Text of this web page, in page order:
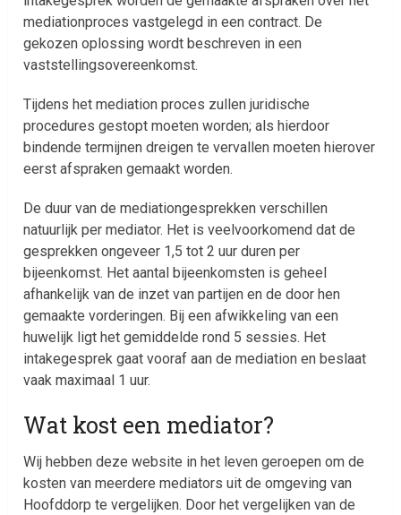
mediationproces vastgelegd in een contract. De
gekozen oplossing wordt beschreven in een
vaststellingsovereenkomst.
Tijdens het mediation proces zullen juridische
procedures gestopt moeten worden; als hierdoor
bindende termijnen dreigen te vervallen moeten hierover
eerst afspraken gemaakt worden.
De duur van de mediationgesprekken verschillen
natuurlijk per mediator. Het is veelvoorkomend dat de
gesprekken ongeveer 1,5 tot 2 uur duren per
bijeenkomst. Het aantal bijeenkomsten is geheel
afhankelijk van de inzet van partijen en de door hen
gemaakte vorderingen. Bij een afwikkeling van een
huwelijk ligt het gemiddelde rond 5 sessies. Het
intakegesprek gaat vooraf aan de mediation en beslaat
vaak maximaal 1 uur.
Wat kost een mediator?
Wij hebben deze website in het leven geroepen om de
kosten van meerdere mediators uit de omgeving van
Hoofddorp te vergelijken. Door het vergelijken van de